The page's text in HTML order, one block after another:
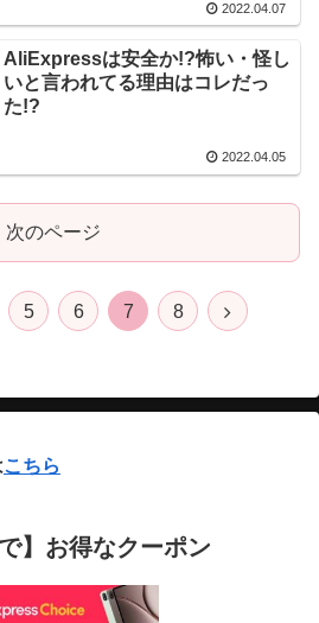
2022.04.07
AliExpressは安全か!?怖い・怪し
いと言われてる理由はコレだっ
た!?
2022.04.05
次のページ
5 6 7 8
次
こちら
】お得なクーポン